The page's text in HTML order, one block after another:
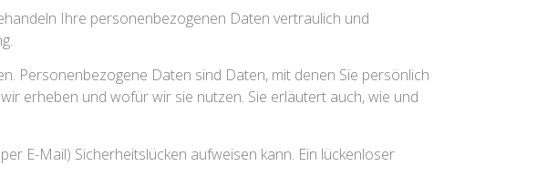
Ihre personenbezogenen Daten vertraulich und
Personenbezogene Daten sind Daten, mit denen Sie persönlich
erheben und wofür wir sie nutzen. Sie erläutert auch, wie und
E-Mail) Sicherheitslücken aufweisen kann. Ein lückenloser